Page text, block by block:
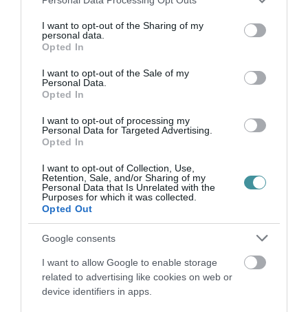
not limited to your visit or usage behaviour. You may click to
grant or deny consent to Google and its third-party tags to
use your data for below specified purposes in below Google
consent section.
I want to opt-out of the Sharing of my
personal data.
Opted In
I want to opt-out of the Sale of my
Personal Data.
Opted In
I want to opt-out of processing my
Personal Data for Targeted Advertising.
Opted In
I want to opt-out of Collection, Use,
Retention, Sale, and/or Sharing of my
Personal Data that Is Unrelated with the
Purposes for which it was collected.
Opted Out
Google consents
I want to allow Google to enable storage
related to advertising like cookies on web or
device identifiers in apps.
Legfrissebb híreink
NÉLKÜLÖZHETETLEN ESZKÖZÖK
ITTASAN RANDALÍROZOTT EGER
BELVÁROSÁBAN: ÜZLETEK KIRAKATA...
2026. augusztus 09
ORBÁN EGYKORI VÍZÜGYI ÁLLAMTITKÁRA
IS ELLENTMONDOTT A VOL...